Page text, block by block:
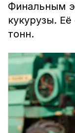
Финальным
кукурузы.
тонн.